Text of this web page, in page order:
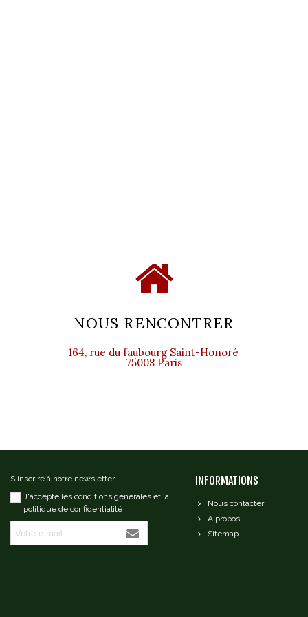
NOUS RENCONTRER
164, rue du faubourg Saint-Honoré
75008 Paris
S'inscrire à notre newsletter
J'accepte les conditions générales et la
politique de confidentialité
INFORMATIONS
Nous contacter
A propos
Sitemap